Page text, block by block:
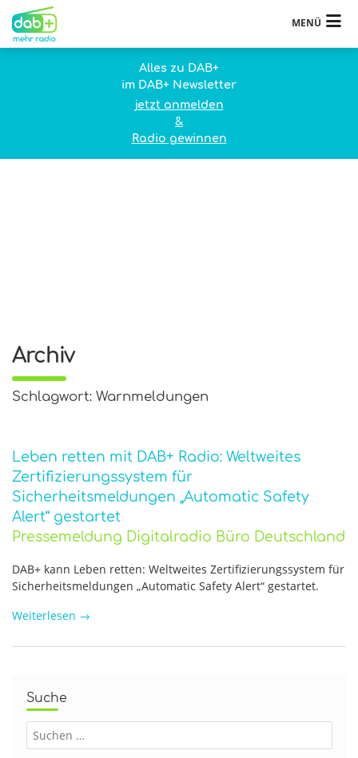
MENÜ
Alles zu DAB+
im DAB+ Newsletter
jetzt anmelden
&
Radio gewinnen
Archiv
Schlagwort: Warnmeldungen
Leben retten mit DAB+ Radio: Weltweites
Zertifizierungssystem für
Sicherheitsmeldungen „Automatic Safety
Alert“ gestartet
Pressemeldung Digitalradio Büro Deutschland
DAB+ kann Leben retten: Weltweites Zertifizierungssystem für
Sicherheitsmeldungen „Automatic Safety Alert“ gestartet.
Weiterlesen →
Suche